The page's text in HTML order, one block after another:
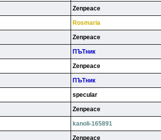
Zenpeace
Rosmaria
Zenpeace
ПЪТник
Zenpeace
ПЪТник
specular
Zenpeace
kanoli-165891
Zenpeace